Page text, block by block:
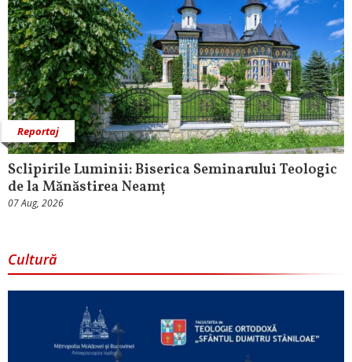
Reportaj
Sclipirile Luminii: Biserica Seminarului Teologic
de la Mănăstirea Neamț
07 Aug, 2026
Cultură